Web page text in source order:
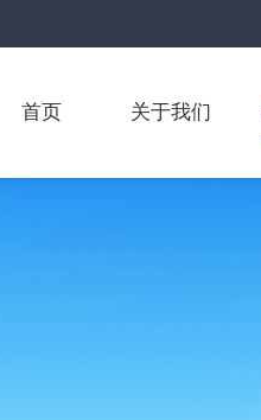
首页 关于我们